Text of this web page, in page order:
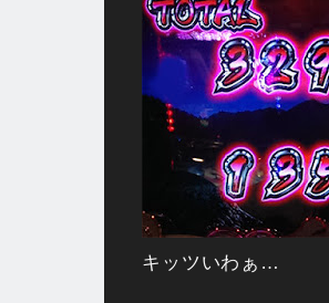
キッツいわぁ…